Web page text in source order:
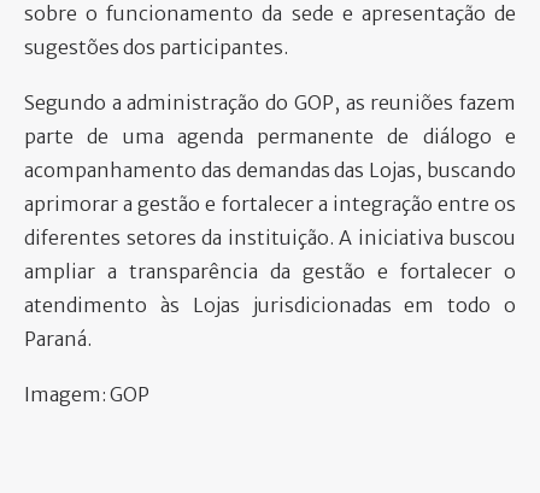
sobre o funcionamento da sede e apresentação de
sugestões dos participantes.
Segundo a administração do GOP, as reuniões fazem
parte de uma agenda permanente de diálogo e
acompanhamento das demandas das Lojas, buscando
aprimorar a gestão e fortalecer a integração entre os
diferentes setores da instituição. A iniciativa buscou
ampliar a transparência da gestão e fortalecer o
atendimento às Lojas jurisdicionadas em todo o
Paraná.
Imagem: GOP